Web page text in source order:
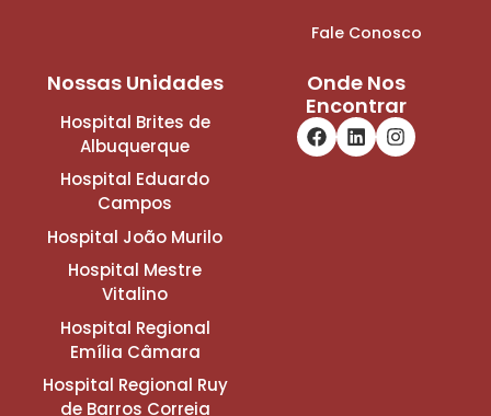
Fale Conosco
Nossas Unidades
Hospital Brites de
Albuquerque
Hospital Eduardo
Campos
Hospital João Murilo
Hospital Mestre
Vitalino
Hospital Regional
Emília Câmara
Hospital Regional Ruy
de Barros Correia
Onde Nos
Encontrar